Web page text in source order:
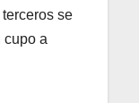
se
cupo a